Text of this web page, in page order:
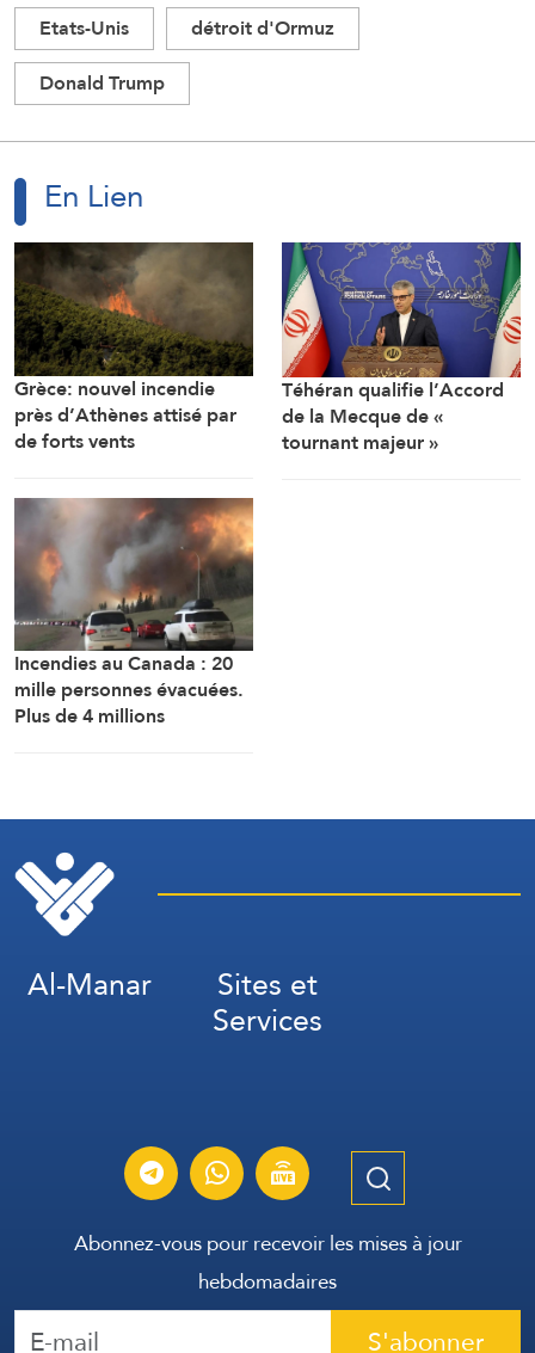
Etats-Unis
détroit d'Ormuz
Donald Trump
En Lien
Grèce: nouvel incendie
près d’Athènes attisé par
de forts vents
Téhéran qualifie l’Accord
de la Mecque de «
tournant majeur »
Incendies au Canada : 20
mille personnes évacuées.
Plus de 4 millions
Al-Manar Sites et
Services
Abonnez-vous pour recevoir les mises à jour
hebdomadaires
S'abonner